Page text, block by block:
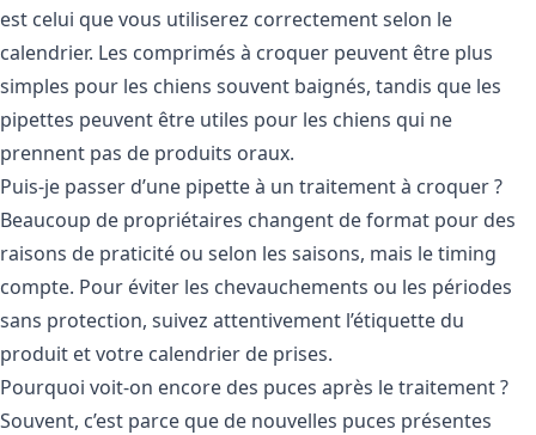
est celui que vous utiliserez correctement selon le
calendrier. Les comprimés à croquer peuvent être plus
simples pour les chiens souvent baignés, tandis que les
pipettes peuvent être utiles pour les chiens qui ne
prennent pas de produits oraux.
Puis-je passer d’une pipette à un traitement à croquer ?
Beaucoup de propriétaires changent de format pour des
raisons de praticité ou selon les saisons, mais le timing
compte. Pour éviter les chevauchements ou les périodes
sans protection, suivez attentivement l’étiquette du
produit et votre calendrier de prises.
Pourquoi voit-on encore des puces après le traitement ?
Souvent, c’est parce que de nouvelles puces présentes